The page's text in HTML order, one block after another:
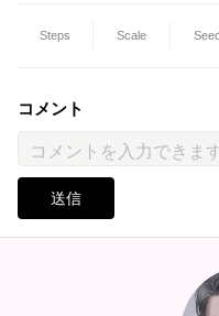
Steps Scale
コメント
送信